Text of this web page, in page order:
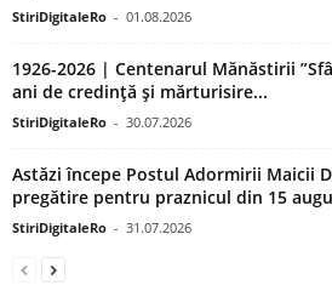
StiriDigitaleRo - 01.08.2026
1926-2026 | Centenarul Mănăstirii
ani de credință și mărturisire...
StiriDigitaleRo - 30.07.2026
Astăzi începe Postul Adormirii Maicii
pregătire pentru praznicul din 15
StiriDigitaleRo - 31.07.2026